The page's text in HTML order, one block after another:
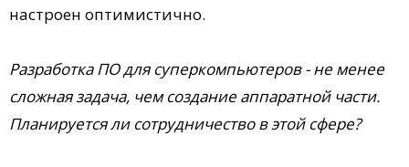
настроен оптимистично.
Разработка ПО для суперкомпьютеров - не менее
сложная задача, чем создание аппаратной части.
Планируется ли сотрудничество в этой сфере?